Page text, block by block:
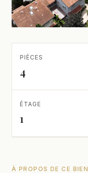
PIÈCES
4
ÉTAGE
1
À PROPOS DE CE BIEN